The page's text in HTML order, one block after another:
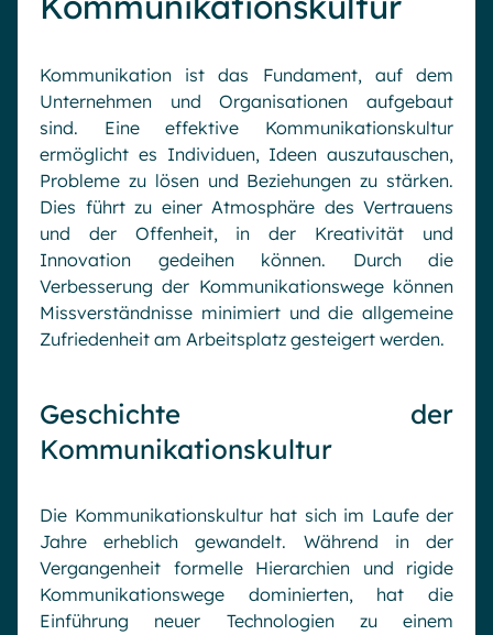
Kommunikation ist das Fundament, auf dem
Unternehmen und Organisationen aufgebaut
sind. Eine effektive Kommunikationskultur
ermöglicht es Individuen, Ideen auszutauschen,
Probleme zu lösen und Beziehungen zu stärken.
Dies führt zu einer Atmosphäre des Vertrauens
und der Offenheit, in der Kreativität und
Innovation gedeihen können. Durch die
Verbesserung der Kommunikationswege können
Missverständnisse minimiert und die allgemeine
Zufriedenheit am Arbeitsplatz gesteigert werden.
Geschichte der
Kommunikationskultur
Die Kommunikationskultur hat sich im Laufe der
Jahre erheblich gewandelt. Während in der
Vergangenheit formelle Hierarchien und rigide
Kommunikationswege dominierten, hat die
Einführung neuer Technologien zu einem